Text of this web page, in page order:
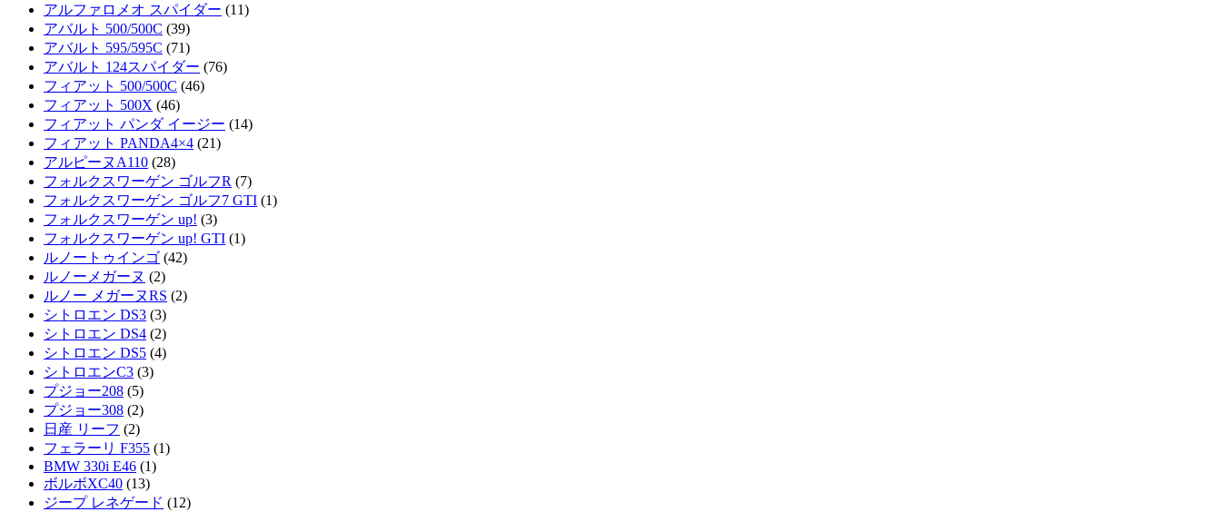
アルファロメオ スパイダー (11)
アバルト 500/500C (39)
アバルト 595/595C (71)
アバルト 124スパイダー (76)
フィアット 500/500C (46)
フィアット 500X (46)
フィアット パンダ イージー (14)
フィアット PANDA4×4 (21)
アルピーヌA110 (28)
フォルクスワーゲン ゴルフR (7)
フォルクスワーゲン ゴルフ7 GTI (1)
フォルクスワーゲン up! (3)
フォルクスワーゲン up! GTI (1)
ルノートゥインゴ (42)
ルノーメガーヌ (2)
ルノー メガーヌRS (2)
シトロエン DS3 (3)
シトロエン DS4 (2)
シトロエン DS5 (4)
シトロエンC3 (3)
プジョー208 (5)
プジョー308 (2)
日産 リーフ (2)
フェラーリ F355 (1)
BMW 330i E46 (1)
ボルボXC40 (13)
ジープ レネゲード (12)